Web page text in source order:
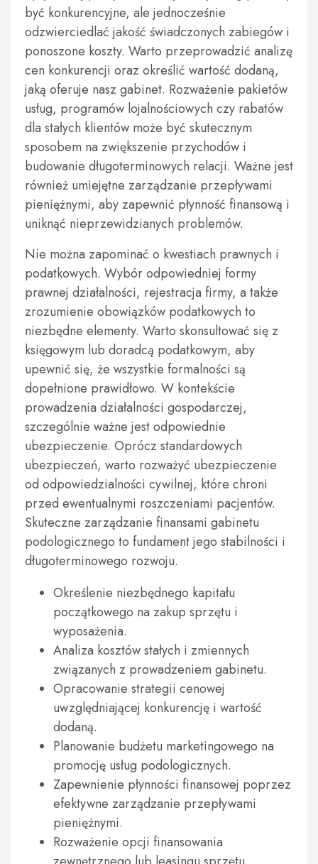
być konkurencyjne, ale jednocześnie
odzwierciedlać jakość świadczonych zabiegów i
ponoszone koszty. Warto przeprowadzić analizę
cen konkurencji oraz określić wartość dodaną,
jaką oferuje nasz gabinet. Rozważenie pakietów
usług, programów lojalnościowych czy rabatów
dla stałych klientów może być skutecznym
sposobem na zwiększenie przychodów i
budowanie długoterminowych relacji. Ważne jest
również umiejętne zarządzanie przepływami
pieniężnymi, aby zapewnić płynność finansową i
uniknąć nieprzewidzianych problemów.
Nie można zapominać o kwestiach prawnych i
podatkowych. Wybór odpowiedniej formy
prawnej działalności, rejestracja firmy, a także
zrozumienie obowiązków podatkowych to
niezbędne elementy. Warto skonsultować się z
księgowym lub doradcą podatkowym, aby
upewnić się, że wszystkie formalności są
dopełnione prawidłowo. W kontekście
prowadzenia działalności gospodarczej,
szczególnie ważne jest odpowiednie
ubezpieczenie. Oprócz standardowych
ubezpieczeń, warto rozważyć ubezpieczenie
od odpowiedzialności cywilnej, które chroni
przed ewentualnymi roszczeniami pacjentów.
Skuteczne zarządzanie finansami gabinetu
podologicznego to fundament jego stabilności i
długoterminowego rozwoju.
Określenie niezbędnego kapitału
początkowego na zakup sprzętu i
wyposażenia.
Analiza kosztów stałych i zmiennych
związanych z prowadzeniem gabinetu.
Opracowanie strategii cenowej
uwzględniającej konkurencję i wartość
dodaną.
Planowanie budżetu marketingowego na
promocję usług podologicznych.
Zapewnienie płynności finansowej poprzez
efektywne zarządzanie przepływami
pieniężnymi.
Rozważenie opcji finansowania